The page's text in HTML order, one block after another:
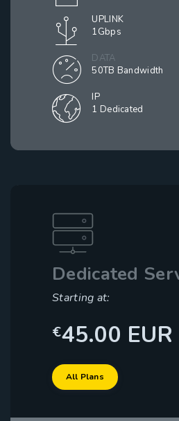
UPLINK
1Gbps
DATA
50TB Bandwidth
IP
1 Dedicated
Dedicated
Starting at:
€45.00 EUR
All Plans